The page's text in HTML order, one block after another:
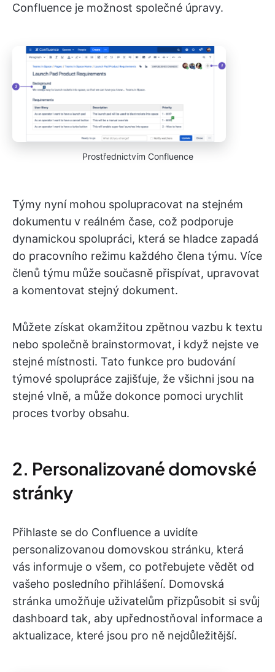
Confluence je možnost společné úpravy.
Prostřednictvím Confluence
Týmy nyní mohou spolupracovat na stejném
dokumentu v reálném čase, což podporuje
dynamickou spolupráci, která se hladce zapadá
do pracovního režimu každého člena týmu. Více
členů týmu může současně přispívat, upravovat
a komentovat stejný dokument.
Můžete získat okamžitou zpětnou vazbu k textu
nebo společně brainstormovat, i když nejste ve
stejné místnosti. Tato funkce pro budování
týmové spolupráce zajišťuje, že všichni jsou na
stejné vlně, a může dokonce pomoci urychlit
proces tvorby obsahu.
2. Personalizované domovské
stránky
Přihlaste se do Confluence a uvidíte
personalizovanou domovskou stránku, která
vás informuje o všem, co potřebujete vědět od
vašeho posledního přihlášení. Domovská
stránka umožňuje uživatelům přizpůsobit si svůj
dashboard tak, aby upřednostňoval informace a
aktualizace, které jsou pro ně nejdůležitější.